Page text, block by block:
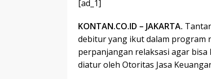
[ad_1]
KONTAN.CO.ID – JAKARTA.
debitur yang ikut dalam program
perpanjangan relaksasi agar
diatur oleh Otoritas Jasa